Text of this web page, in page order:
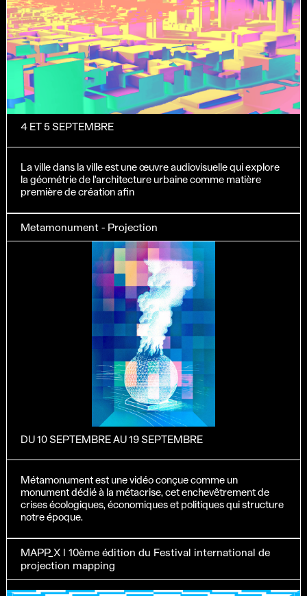
4 ET 5 SEPTEMBRE
La ville dans la ville est une œuvre audiovisuelle qui explore
la géométrie de l'architecture urbaine comme matière
première de création afin
Metamonument - Projection
DU 10 SEPTEMBRE AU 19 SEPTEMBRE
Métamonument est une vidéo conçue comme un
monument dédié à la métacrise, cet enchevêtrement de
crises écologiques, économiques et politiques qui structure
notre époque.
MAPP_X | 10ème édition du Festival international de
projection mapping